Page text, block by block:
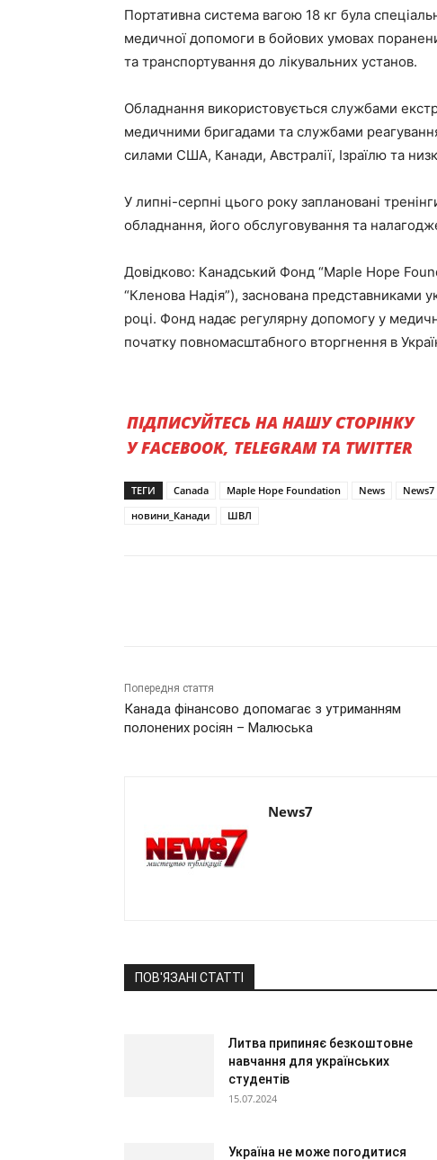
Портативна система вагою 18 кг була
медичної допомоги в бойових умовах
та транспортування до лікувальних установ.
Обладнання використовується службами
медичними бригадами та службами
силами США, Канади, Австралії, Ізраїлю та
У липні-серпні цього року заплановані
обладнання, його обслуговування та
Довідково: Канадський Фонд “Maple Hope
“Кленова Надія”), заснована представниками
році. Фонд надає регулярну допомогу у
початку повномасштабного вторгнення в
ПІДПИСУЙТЕСЬ НА НАШУ СТОРІНКУ
У FACEBOOK, TELEGRAM ТА TWITTER
ТЕГИ Canada Maple Hope Foundation News News7
новини_Канади
ШВЛ
Попередня стаття
Канада фінансово допомагає з утриманням
полонених росіян – Малюська
News7
ПОВ'ЯЗАНІ СТАТТІ
Литва припиняє безкоштовне
навчання для українських
студентів
15.07.2024
Україна не може погодитися